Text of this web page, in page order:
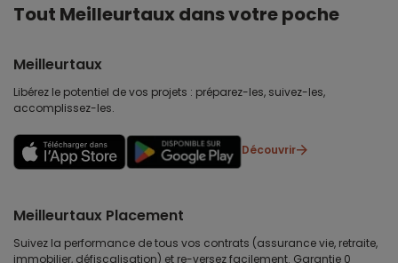
Tout Meilleurtaux dans votre poche
Meilleurtaux
Libérez le potentiel de vos projets : préparez-les, suivez-les,
accomplissez-les.
Découvrir
Meilleurtaux Placement
Suivez la performance de tous vos contrats (assurance vie, retraite,
immobilier, défiscalisation) et re-versez facilement. Garantie 0